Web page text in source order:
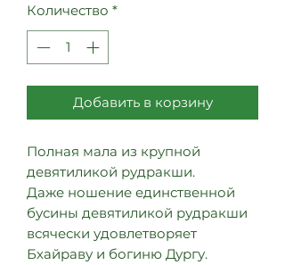
Количество *
Добавить в корзину
Полная мала из крупной
девятиликой рудракши.
Даже ношение единственной
бусины девятиликой рудракши
всячески удовлетворяет
Бхайраву и богиню Дургу.